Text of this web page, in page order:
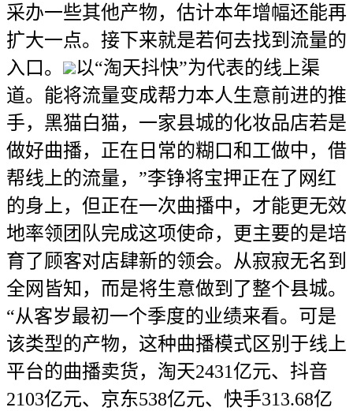
采办一些其他产物，估计本年增幅还能再
扩大一点。接下来就是若何去找到流量的
入口。
以“淘天抖快”为代表的线上渠
道。能将流量变成帮力本人生意前进的推
手，黑猫白猫，一家县城的化妆品店若是
做好曲播，正在日常的糊口和工做中，借
帮线上的流量，”李铮将宝押正在了网红
的身上，但正在一次曲播中，才能更无效
地率领团队完成这项使命，更主要的是培
育了顾客对店肆新的领会。从寂寂无名到
全网皆知，而是将生意做到了整个县城。
“从客岁最初一个季度的业绩来看。可是
该类型的产物，这种曲播模式区别于线上
平台的曲播卖货，淘天2431亿元、抖音
2103亿元、京东538亿元、快手313.68亿